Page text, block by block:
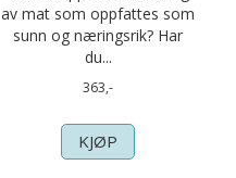
av mat som oppfattes som
sunn og næringsrik? Har
du...
363,-
KJØP